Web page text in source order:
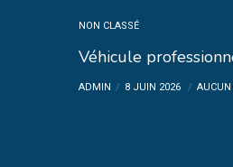
NON CLASSÉ
Véhicule
ADMIN 8 JUIN 2026